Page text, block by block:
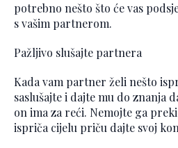
potrebno nešto što će vas
s vašim partnerom.
Pažljivo slušajte partnera
Kada vam partner želi nešto
saslušajte i dajte mu do znanja
on ima za reći. Nemojte ga
ispriča cijelu priču dajte svoj